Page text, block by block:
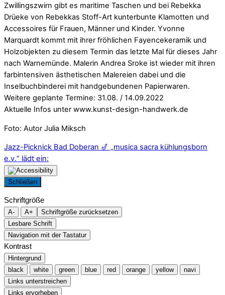
Zwillingszwirn gibt es maritime Taschen und bei Rebekka
Drüeke von Rebekkas Stoff-Art kunterbunte Klamotten und
Accessoires für Frauen, Männer und Kinder. Yvonne
Marquardt kommt mit ihrer fröhlichen Fayencekeramik und
Holzobjekten zu diesem Termin das letzte Mal für dieses Jahr
nach Warnemünde. Malerin Andrea Sroke ist wieder mit ihren
farbintensiven ästhetischen Malereien dabei und die
Inselbuchbinderei mit handgebundenen Papierwaren.
Weitere geplante Termine: 31.08. / 14.09.2022
Aktuelle Infos unter www.kunst-design-handwerk.de
Foto: Autor Julia Miksch
Jazz-Picknick Bad Doberan 🎷 „musica sacra kühlungsborn
e.v.“ lädt ein:
Schließen
Schriftgröße
A- A+
Schriftgröße zurücksetzen
Lesbare Schrift
Navigation mit der Tastatur
Kontrast
Hintergrund
black
white green blue red orange yellow
navi
Links unterstreichen
Links ervorheben